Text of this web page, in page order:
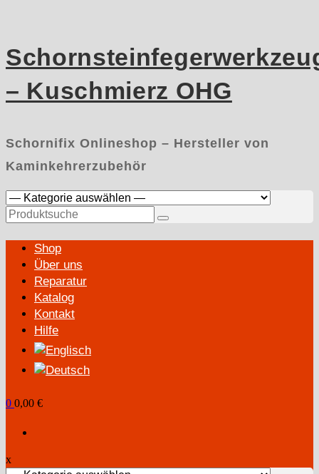
– Kuschmierz OHG
Schornifix Onlineshop – Hersteller von
Kaminkehrerzubehör
Primary
Menu
Shop
Über uns
Reparatur
Katalog
Kontakt
Hilfe
0 0,00 €
x